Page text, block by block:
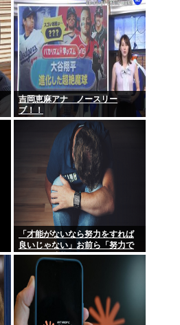
吉岡恵麻アナ ノースリー
ブ！！
「才能がないなら努力をすれば
良いじゃない」お前ら「努力で
きるのも才能だよ」←は？